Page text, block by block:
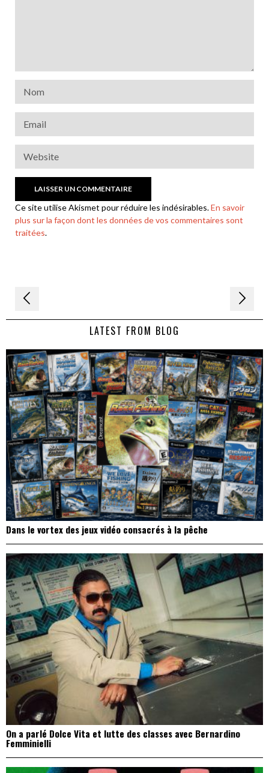
Ce site utilise Akismet pour réduire les indésirables.En savoir
plus sur la façon dont les données de vos commentaires sont
traitées.
Navigation
de LATEST FROM BLOG
Dans le vortex des jeux vidéo consacrés à la pêche
On a parlé Dolce Vita et lutte des classes avec Bernardino
Femminielli